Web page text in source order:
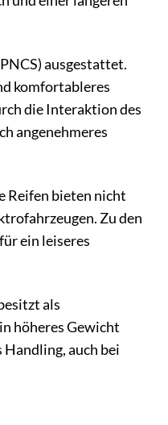
ausgestattet.
komfortableres
die Interaktion des
angenehmeres
Reifen bieten nicht
Zu den
ein leiseres
als
höheres Gewicht
auch bei